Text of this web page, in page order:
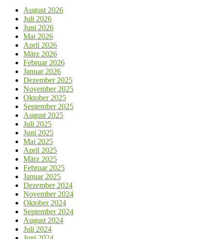
August 2026
Juli 2026
Juni 2026
Mai 2026
April 2026
März 2026
Februar 2026
Januar 2026
Dezember 2025
November 2025
Oktober 2025
September 2025
August 2025
Juli 2025
Juni 2025
Mai 2025
April 2025
März 2025
Februar 2025
Januar 2025
Dezember 2024
November 2024
Oktober 2024
September 2024
August 2024
Juli 2024